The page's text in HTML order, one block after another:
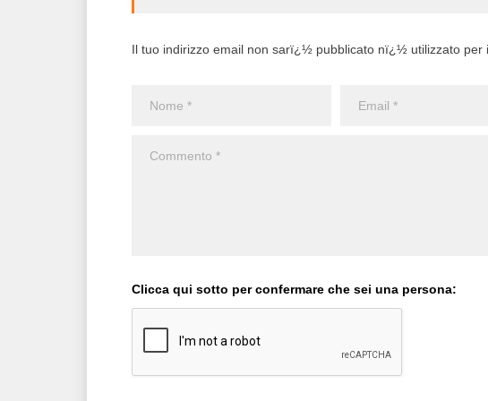
Il tuo indirizzo email non sarï¿½ pubblicato nï¿½ utilizzato per
Clicca qui sotto per confermare che sei una persona: